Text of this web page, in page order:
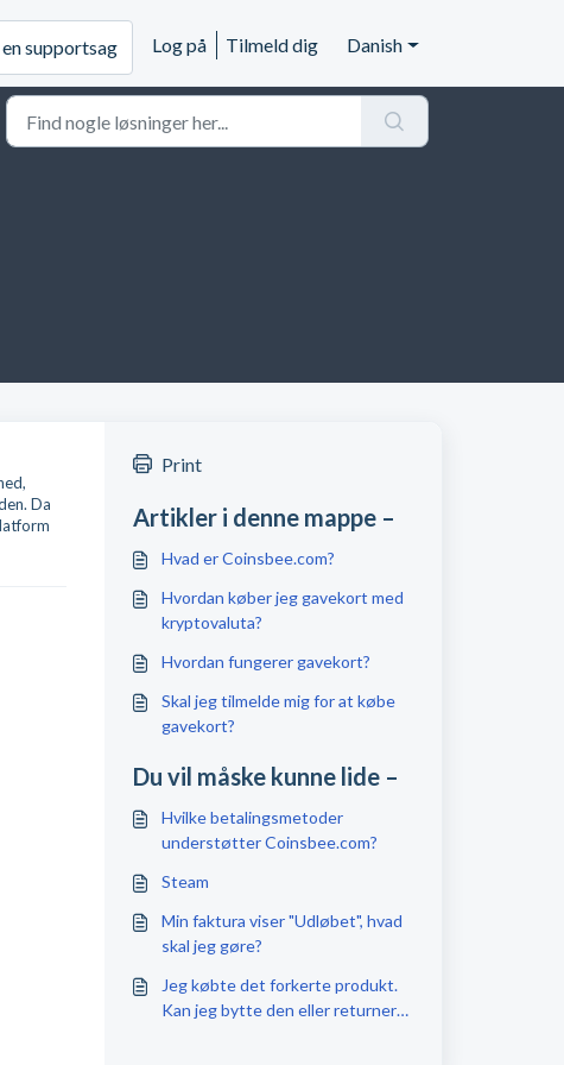
supportsag Log på Tilmeld dig Danish
Da
Print
Artikler i denne mappe –
Hvad er Coinsbee.com?
Hvordan køber jeg gavekort med
kryptovaluta?
Hvordan fungerer gavekort?
Skal jeg tilmelde mig for at købe
gavekort?
Du vil måske kunne lide –
Hvilke betalingsmetoder
understøtter Coinsbee.com?
Steam
Min faktura viser "Udløbet", hvad
skal jeg gøre?
Jeg købte det forkerte produkt.
Kan jeg bytte den eller returnere